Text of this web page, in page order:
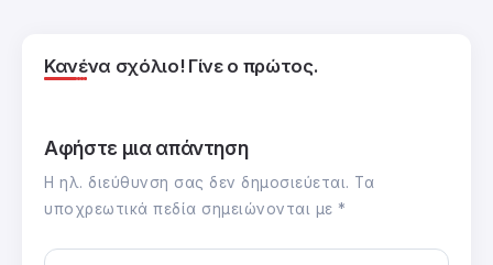
Κανένα σχόλιο! Γίνε ο πρώτος.
Αφήστε μια απάντηση
Η ηλ. διεύθυνση σας δεν δημοσιεύεται. Τα
υποχρεωτικά πεδία σημειώνονται με *